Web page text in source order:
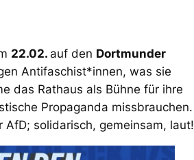
22.02. auf den Dortmunder
Antifaschist*innen, was sie
das Rathaus als Bühne für ihre
Propaganda missbrauchen.
solidarisch, gemeinsam, laut!